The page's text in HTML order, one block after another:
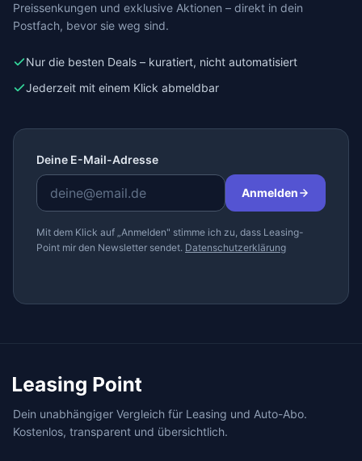
Preissenkungen und exklusive Aktionen – direkt in dein
Postfach, bevor sie weg sind.
Nur die besten Deals – kuratiert, nicht automatisiert
Jederzeit mit einem Klick abmeldbar
Deine E-Mail-Adresse
Anmelden
Mit dem Klick auf „Anmelden" stimme ich zu, dass Leasing-
Point mir den Newsletter sendet. Datenschutzerklärung
Dein unabhängiger Vergleich für Leasing und Auto-Abo.
Kostenlos, transparent und übersichtlich.